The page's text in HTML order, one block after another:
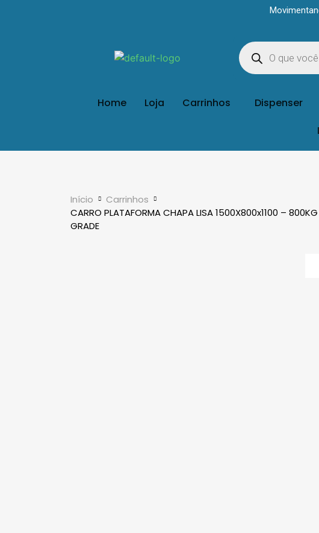
Home Loja Carrinhos Dispenser
Início
Carrinhos
CARRO PLATAFORMA CHAPA LISA 1500X800x1100 –
GRADE